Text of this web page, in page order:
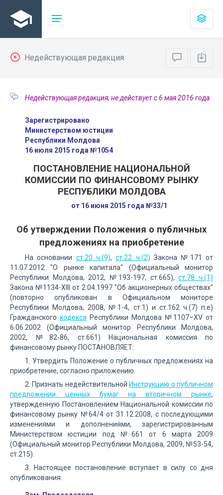
Недействующая редакция.
Недействующая редакция, не действует с 6 мая 2016 года
Зарегистрировано
Министерством юстиции
Республики Молдова
16 июля 2015 года №1054
ПОСТАНОВЛЕНИЕ НАЦИОНАЛЬНОЙ
КОМИССИИ ПО ФИНАНСОВОМУ РЫНКУ
РЕСПУБЛИКИ МОЛДОВА
от 16 июня 2015 года №33/1
Об утверждении Положения о публичных
предложениях на приобретение
На основании ст.20 ч.(9),ст.22 ч.(2) Закона №171 от
11.07.2012 "О рынке капитала" (Официальный монитор
Республики Молдова, 2012, №193-197, ст.665),ст.78 ч.(1)
Закона №1134-XIII от 2.04.1997 "Об акционерных обществах"
(повторно опубликован в Официальном мониторе
Республики Молдова, 2008, №1-4, ст.1) и ст.162 ч.(7) п.e)
Гражданского кодекса Республики Молдова №1107–XV от
6.06.2002 (Официальный монитор Республики Молдова,
2002, №82-86, ст.661) Национальная комиссия по
финансовому рынку ПОСТАНОВЛЯЕТ:
1. Утвердить Положение о публичных предложениях на
приобретение, согласно приложению.
2. Признать недействительной Инструкцию о публичном
предложении ценных бумаг на вторичном рынке,
утвержденную Постановлением Национальной комиссии по
финансовому рынку №64/4 от 31.12.2008, с последующими
изменениями и дополнениями, зарегистрированным
Министерством юстиции под №661 от 6 марта 2009
(Официальный монитор Республики Молдова, 2009, №53-54,
ст.215).
3. Настоящее постановление вступает в силу со дня
опубликования.